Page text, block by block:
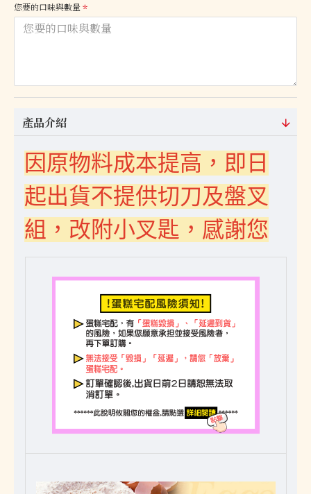
您要的口味與數量
產品介紹
因原物料成本提高，即日
起出貨不提供切刀及盤叉
組，改附小叉匙，感謝您